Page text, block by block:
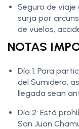
Seguro de
surja por
de vuelos,
NOTAS
Día 1: Para
del Sumidero,
llegada sean
Día 2: Está
San Juan